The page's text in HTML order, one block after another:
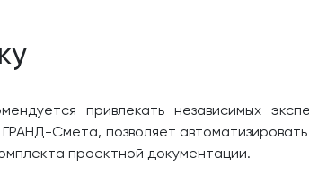
привлекать независимых
Смета, позволяет
проектной документации.